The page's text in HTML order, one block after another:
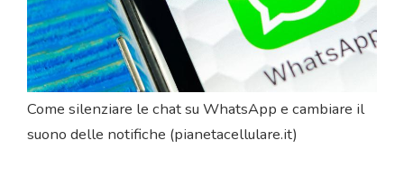
Come silenziare le chat su WhatsApp e cambiare il
suono delle notifiche (pianetacellulare.it)